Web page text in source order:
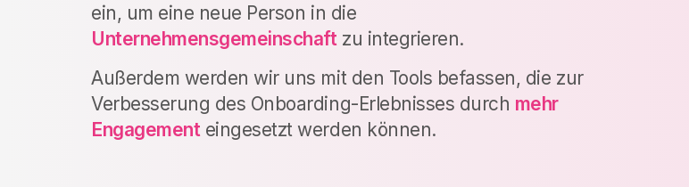
ein, um eine neue Person in die
Unternehmensgemeinschaftzu integrieren.
Außerdem werden wir uns mit den Tools befassen, die zur
Verbesserung des Onboarding-Erlebnisses durch mehr
Engagementeingesetzt werden können.